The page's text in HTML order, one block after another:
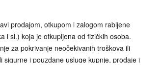
prodajom, otkupom i zalogom rabljene
i sl.) koja je otkupljena od fizičkih osoba.
za pokrivanje neočekivanih troškova ili
sigurne i pouzdane usluge kupnje, prodaje i